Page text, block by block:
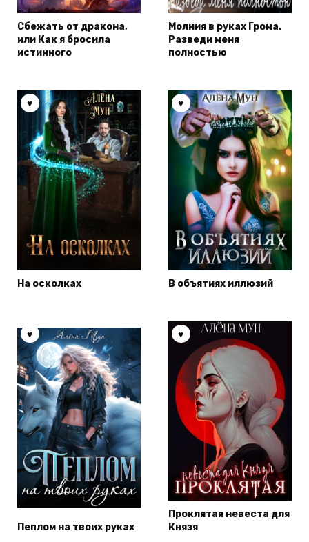
Сбежать от дракона,
или Как я бросила
истинного
Молния в руках Грома.
Разведи меня
полностью
На осколках В объятиях иллюзий
Пеплом на твоих руках
Проклятая невеста для
Князя